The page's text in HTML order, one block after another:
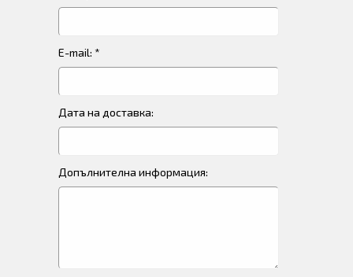
E-mail: *
Дата на доставка:
Допълнителна информация: